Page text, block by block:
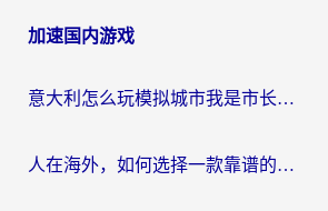
加速国内游戏
意大利怎么玩模拟城市我是市长？海外党国服游戏加速终极攻略（附三国3量子特攻解决办法）
人在海外，如何选择一款靠谱的玩剑灵2加速器？